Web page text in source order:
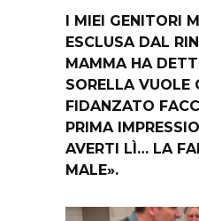
I MIEI GENITORI
ESCLUSA DAL
MAMMA HA
SORELLA VUOLE
FIDANZATO
PRIMA
AVERTI LÌ… LA
MALE».